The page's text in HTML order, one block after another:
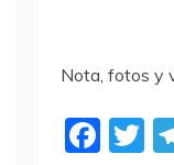
Nota, fotos y
F
T